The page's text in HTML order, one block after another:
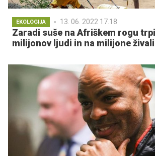
EKOLOGIJA 13. 06. 2022 17.18
Zaradi suše na Afriškem rogu
milijonov ljudi in na milijone živali